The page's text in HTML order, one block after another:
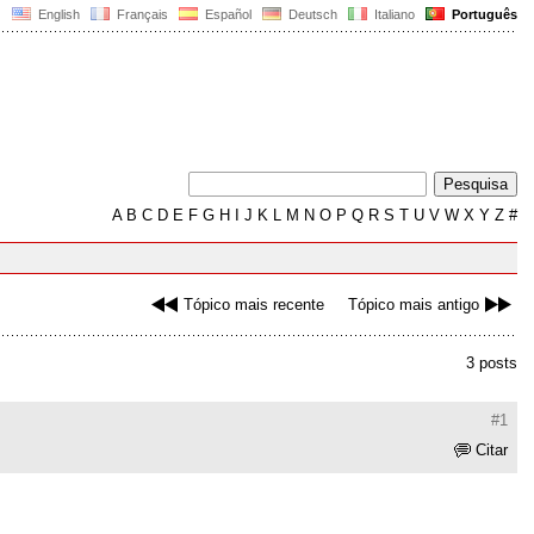
English Français Español Deutsch Italiano Português
AB C D E F G H J K L M N O P Q R S T U V W X Y Z #
Tópico mais recente Tópico mais antigo
3 posts
#1
Citar